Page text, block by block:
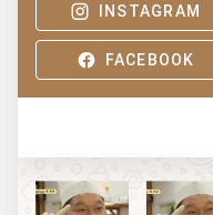
INSTAGRAM
FACEBOOK